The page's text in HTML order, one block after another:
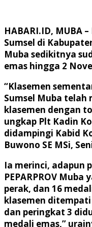
HABARI.ID, MUBA
Sumsel di
Muba sedikitnya
emas hingga 2
“Klasemen
Sumsel Muba telah
klasemen dengan
ungkap Plt Kadin
didampingi Kabid
Buwono SE MSi,
Ia merinci, adapun
PEPARPROV
perak, dan 16
klasemen
dan peringkat 3
medali emas,”